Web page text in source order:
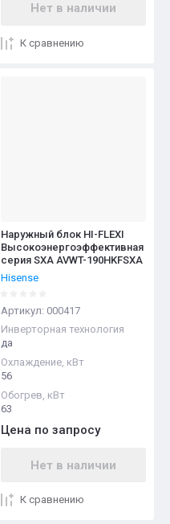
Нет в наличии
К сравнению
Наружный блок HI-FLEXI
Высокоэнергоэффективная
серия SXA AVWT-190HKFSXA
Hisense
Артикул: 000417
Инверторная технология
да
Охлаждение, кВт
56
Обогрев, кВт
63
Цена по запросу
Нет в наличии
К сравнению